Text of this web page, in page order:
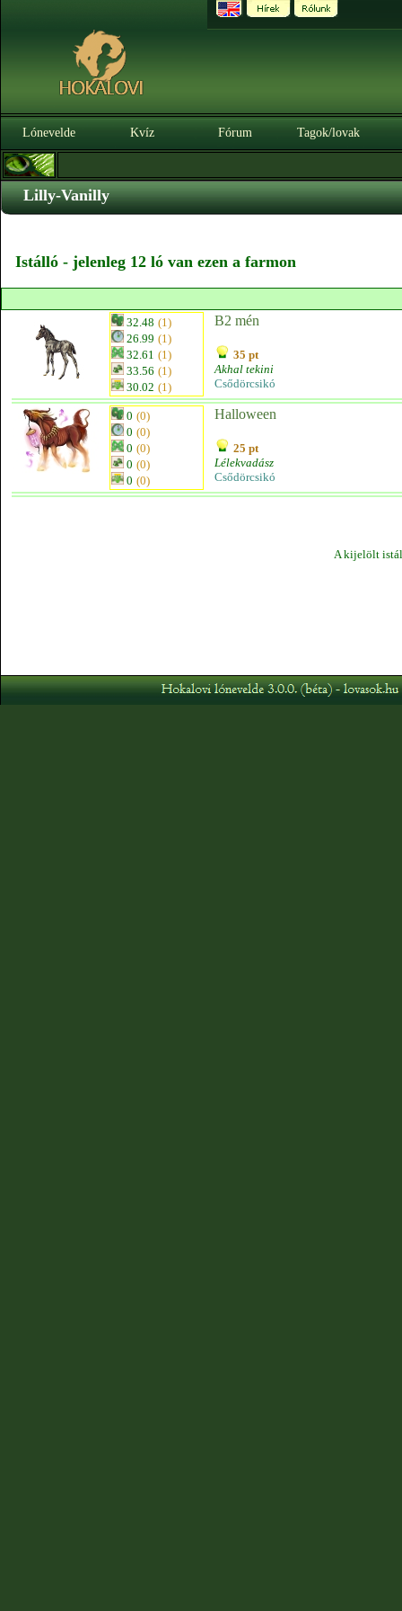
Lónevelde Kvíz Fórum Tagok/lovak
Lilly-Vanilly
Istálló - jelenleg 12 ló van ezen a farmon
32.48 (1)
26.99 (1)
32.61 (1)
33.56 (1)
30.02 (1)
B2 mén
35 pt
Akhal tekini
Csődörcsikó
0 (0)
0 (0)
0 (0)
0 (0)
0 (0)
Halloween
25 pt
Lélekvadász
Csődörcsikó
A kijelölt